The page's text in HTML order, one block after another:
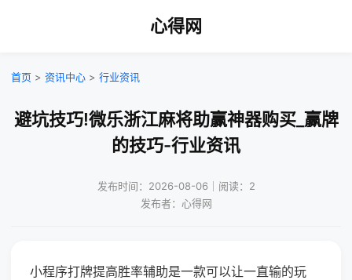
心得网
首页 > 资讯中心 > 行业资讯
避坑技巧!微乐浙江麻将助赢神器购买_赢牌
的技巧-行业资讯
发布时间：2026-08-06｜阅读：2
发布者：心得网
小程序打牌提高胜率辅助是一款可以让一直输的玩